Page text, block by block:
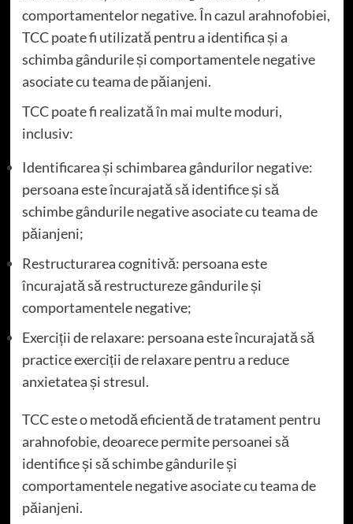
comportamentelor negative. În cazul arahnofobiei,
TCC poate fi utilizată pentru a identifica și a
schimba gândurile și comportamentele negative
asociate cu teama de păianjeni.
TCC poate fi realizată în mai multe moduri,
inclusiv:
Identificarea și schimbarea gândurilor negative:
persoana este încurajată să identifice și să
schimbe gândurile negative asociate cu teama de
păianjeni;
Restructurarea cognitivă: persoana este
încurajată să restructureze gândurile și
comportamentele negative;
Exerciții de relaxare: persoana este încurajată să
practice exerciții de relaxare pentru a reduce
anxietatea și stresul.
TCC este o metodă eficientă de tratament pentru
arahnofobie, deoarece permite persoanei să
identifice și să schimbe gândurile și
comportamentele negative asociate cu teama de
păianjeni.